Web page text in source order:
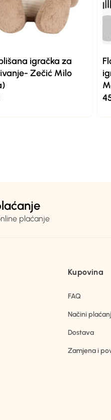
igračka za
Zečić Milo
plaćanje
Kupovina
FAQ
Načini
Dostava
Zamjena i